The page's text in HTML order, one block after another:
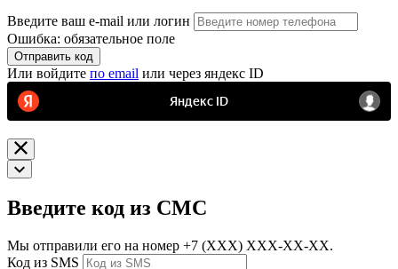
Введите ваш e-mail или логин
Ошибка: обязательное поле
Отправить код
Или войдите по email или через яндекс ID
Введите код из СМС
Мы отправили его на номер +7 (ХХХ) ХХХ-ХХ-ХХ.
Код из SMS